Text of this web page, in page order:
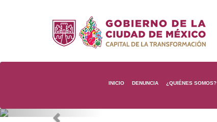
INICIO DENUNCIA ¿QUIÉNES SOMOS?
Previous